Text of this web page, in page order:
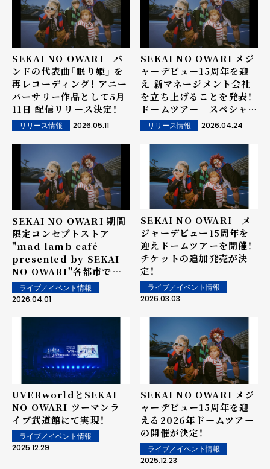
SEKAI NO OWARI バ
ンドの代表曲「眠り姫」 を
再レコーディング！ アニー
バーサリー作品として5月
11日 配信リリース決定！
リリース情報 2026.05.11
SEKAI NO OWARI メジ
ャーデビュー15周年を迎
え 新マネージメント会社
を立ち上げることを発表！
ドームツアー スペシャル
ティザー映像を公開！
リリース情報 2026.04.24
SEKAI NO OWARI 期間
限定コンセプトストア
"mad lamb café
presented by SEKAI
NO OWARI"各都市で開
催決定！
ライブ／イベント情報
2026.04.01
SEKAI NO OWARI メ
ジャーデビュー15周年を
迎えドームツアーを開催！
チケットの追加発売が決
定！
ライブ／イベント情報
2026.03.03
UVERworldとSEKAI
NO OWARI ツーマンラ
イブ武道館にて実現！
ライブ／イベント情報
2025.12.29
SEKAI NO OWARI メジ
ャーデビュー15周年を迎
える2026年ドームツアー
の開催が決定！
ライブ／イベント情報
2025.12.23